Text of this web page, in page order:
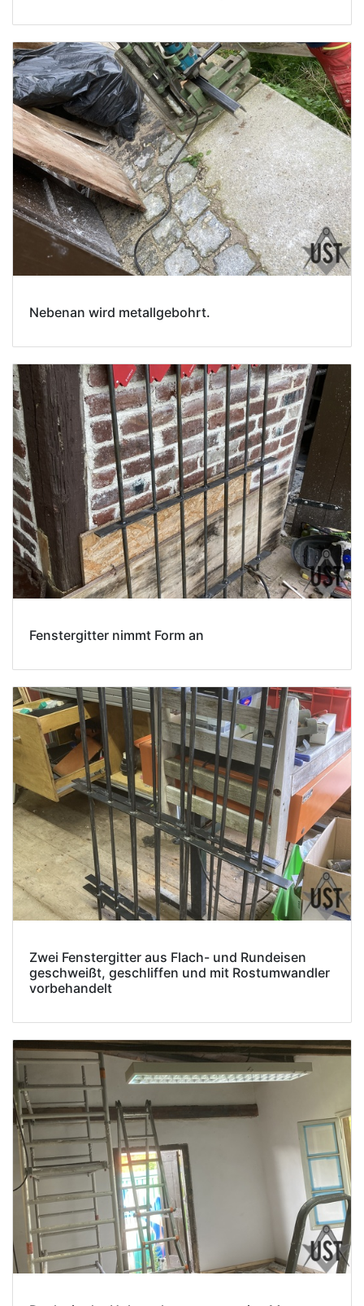
Nebenan wird metallgebohrt.
Fenstergitter nimmt Form an
Zwei Fenstergitter aus Flach- und Rundeisen
geschweißt, geschliffen und mit Rostumwandler
vorbehandelt